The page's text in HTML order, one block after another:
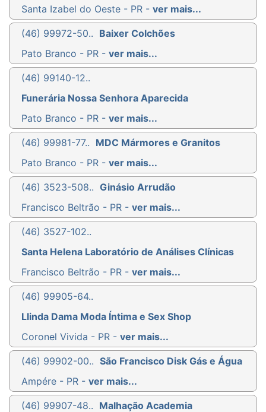
Santa Izabel do Oeste - PR - ver mais...
(46) 99972-50.. Baixer Colchões
Pato Branco - PR - ver mais...
(46) 99140-12..
Funerária Nossa Senhora Aparecida
Pato Branco - PR - ver mais...
(46) 99981-77.. MDC Mármores e Granitos
Pato Branco - PR - ver mais...
(46) 3523-508.. Ginásio Arrudão
Francisco Beltrão - PR - ver mais...
(46) 3527-102..
Santa Helena Laboratório de Análises Clínicas
Francisco Beltrão - PR - ver mais...
(46) 99905-64..
Llinda Dama Moda Íntima e Sex Shop
Coronel Vivida - PR - ver mais...
(46) 99902-00.. São Francisco Disk Gás e Água
Ampére - PR - ver mais...
(46) 99907-48.. Malhação Academia